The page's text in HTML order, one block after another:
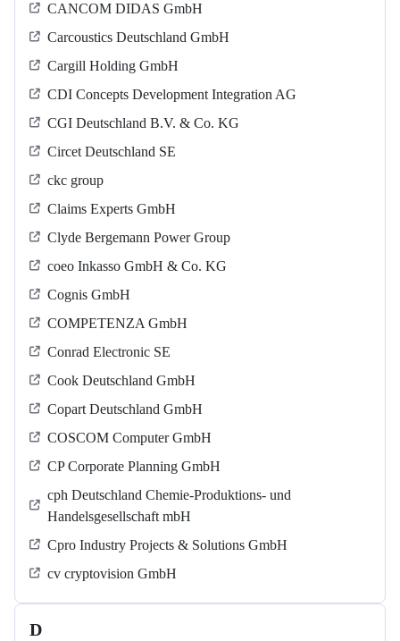
CANCOM DIDAS GmbH
Carcoustics Deutschland GmbH
Cargill Holding GmbH
CDI Concepts Development Integration AG
CGI Deutschland B.V. & Co. KG
Circet Deutschland SE
ckc group
Claims Experts GmbH
Clyde Bergemann Power Group
coeo Inkasso GmbH & Co. KG
Cognis GmbH
COMPETENZA GmbH
Conrad Electronic SE
Cook Deutschland GmbH
Copart Deutschland GmbH
COSCOM Computer GmbH
CP Corporate Planning GmbH
cph Deutschland Chemie-Produktions- und
Handelsgesellschaft mbH
Cpro Industry Projects & Solutions GmbH
cv cryptovision GmbH
D